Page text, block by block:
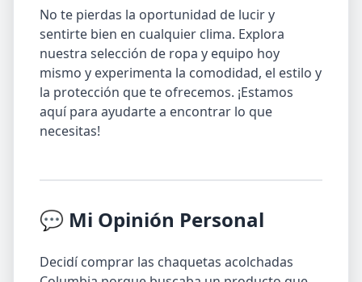
No te pierdas la oportunidad de lucir y
sentirte bien en cualquier clima. Explora
nuestra selección de ropa y equipo hoy
mismo y experimenta la comodidad, el estilo y
la protección que te ofrecemos. ¡Estamos
aquí para ayudarte a encontrar lo que
necesitas!
💬 Mi Opinión Personal
Decidí comprar las chaquetas acolchadas